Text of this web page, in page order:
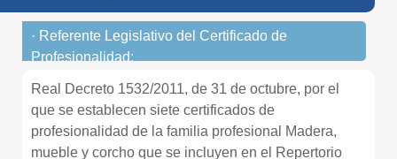
· Referente Legislativo del Certificado de
Profesionalidad:
Real Decreto 1532/2011, de 31 de octubre, por el
que se establecen siete certificados de
profesionalidad de la familia profesional Madera,
mueble y corcho que se incluyen en el Repertorio